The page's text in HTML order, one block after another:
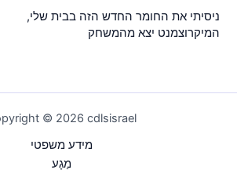
ניסיתי את החומר החדש הזה בבית שלי,
המיקרוצמנט יצא מהמשחק
© 2026 cdlsisrael
מידע משפטי
מַגָע